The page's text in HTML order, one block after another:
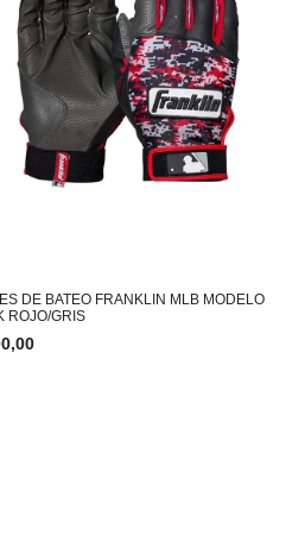
DE BATEO FRANKLIN MLB MODELO
ROJO/GRIS